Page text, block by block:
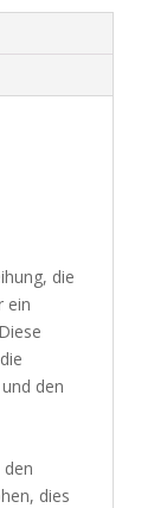
die
ein
den
dies